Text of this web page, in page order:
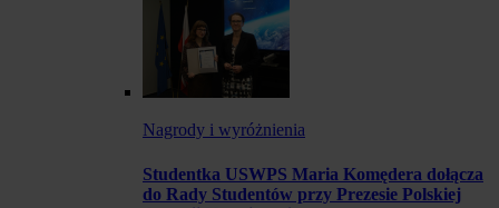
Nagrody i wyróżnienia
Studentka USWPS Maria Komędera dołącza
do Rady Studentów przy Prezesie Polskiej